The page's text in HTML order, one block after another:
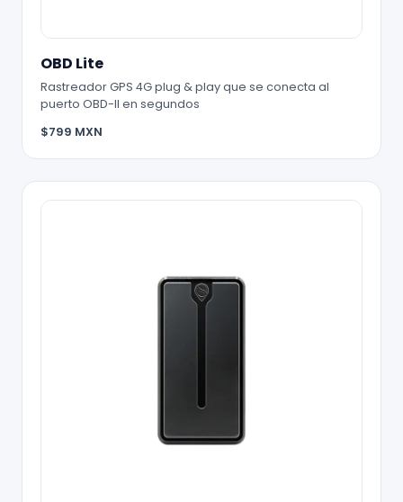
OBD Lite
Rastreador GPS 4G plug & play que se conecta al
puerto OBD-II en segundos
$799 MXN